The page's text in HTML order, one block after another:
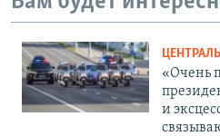
i
«Очень
и